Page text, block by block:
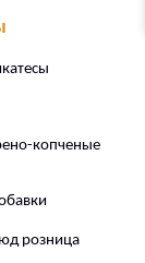
копченые
розница